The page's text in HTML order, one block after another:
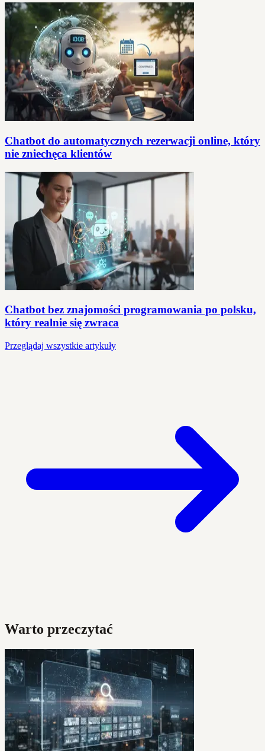
Chatbot do automatycznych rezerwacji online, który
nie zniechęca klientów
Chatbot bez znajomości programowania po polsku,
który realnie się zwraca
Przeglądaj wszystkie artykuły
Warto przeczytać